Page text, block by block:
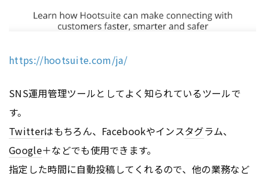
https://hootsuite.com/ja/
SNS運用管理ツールとしてよく知られているツールで
す。
Twitterはもちろん、Facebookやインスタグラム、
Google＋などでも使用できます。
指定した時間に自動投稿してくれるので、他の業務など